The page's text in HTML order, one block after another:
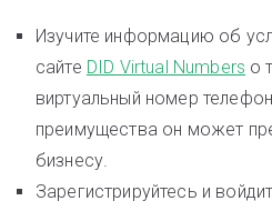
Изучите информацию об
сайте DID Virtual Numbers о
виртуальный номер
преимущества он может
бизнесу.
Зарегистрируйтесь и